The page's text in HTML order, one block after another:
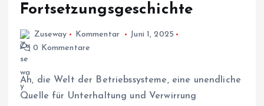
Fortsetzungsgeschichte
Zuseway Kommentar
Juni 1, 2025
0 Kommentare
Ah, die Welt der Betriebssysteme, eine unendliche
Quelle für Unterhaltung und Verwirrung